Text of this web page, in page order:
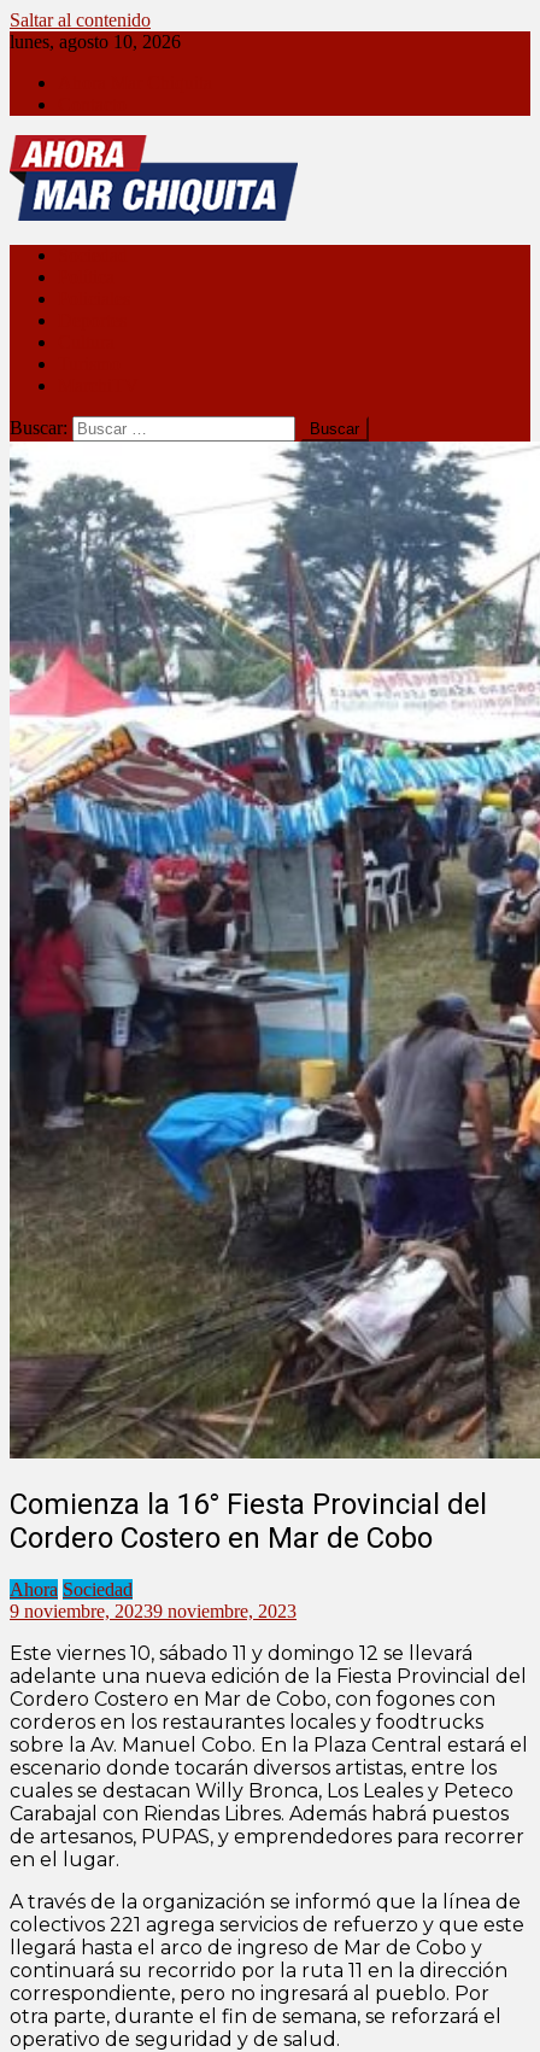
Saltar al contenido
lunes, agosto 10, 2026
Ahora Mar Chiquita
Buscar:
Comienza la 16° Fiesta Provincial del
Cordero Costero en Mar de Cobo
Ahora Sociedad
9 noviembre, 20239 noviembre, 2023
Este viernes 10, sábado 11 y domingo 12 se llevará
adelante una nueva edición de la Fiesta Provincial del
Cordero Costero en Mar de Cobo, con fogones con
corderos en los restaurantes locales y foodtrucks
sobre la Av. Manuel Cobo. En la Plaza Central estará el
escenario donde tocarán diversos artistas, entre los
cuales se destacan Willy Bronca, Los Leales y Peteco
Carabajal con Riendas Libres. Además habrá puestos
de artesanos, PUPAS, y emprendedores para recorrer
en el lugar.
A través de la organización se informó que la línea de
colectivos 221 agrega servicios de refuerzo y que este
llegará hasta el arco de ingreso de Mar de Cobo y
continuará su recorrido por la ruta 11 en la dirección
correspondiente, pero no ingresará al pueblo. Por
otra parte, durante el fin de semana, se reforzará el
operativo de seguridad y de salud.